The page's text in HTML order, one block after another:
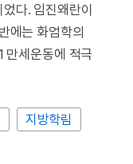
다. 임진왜란이
에는 화엄학의
만세운동에 적극
지방학림